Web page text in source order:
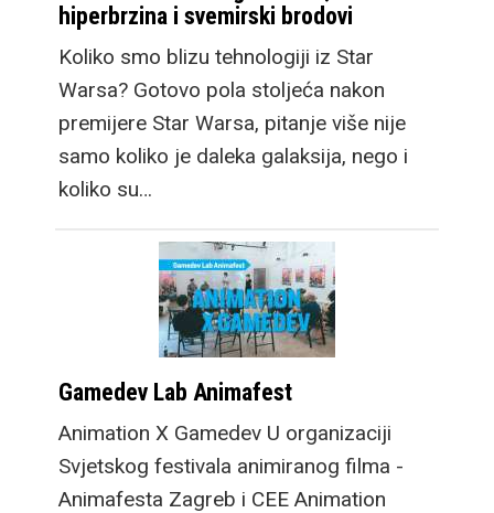
hiperbrzina i svemirski brodovi
Koliko smo blizu tehnologiji iz Star
Warsa? Gotovo pola stoljeća nakon
premijere Star Warsa, pitanje više nije
samo koliko je daleka galaksija, nego i
koliko su…
Gamedev Lab Animafest
Animation X Gamedev U organizaciji
Svjetskog festivala animiranog filma -
Animafesta Zagreb i CEE Animation